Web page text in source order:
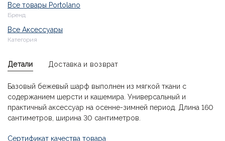
Все товары Portolano
Бренд
Все Аксессуары
Категория
Детали Доставка и возврат
Базовый бежевый шарф выполнен из мягкой ткани с
содержанием шерсти и кашемира. Универсальный и
практичный аксессуар на осенне-зимней период. Длина 160
сантиметров, ширина 30 сантиметров.
Сертификат качества товара